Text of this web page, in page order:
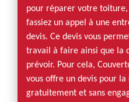
pour réparer votre toiture,
fassiez un appel à une
devis. Ce devis vous
travail à faire ainsi que la
prévoir. Pour cela,
vous offre un devis pour
gratuitement et sans